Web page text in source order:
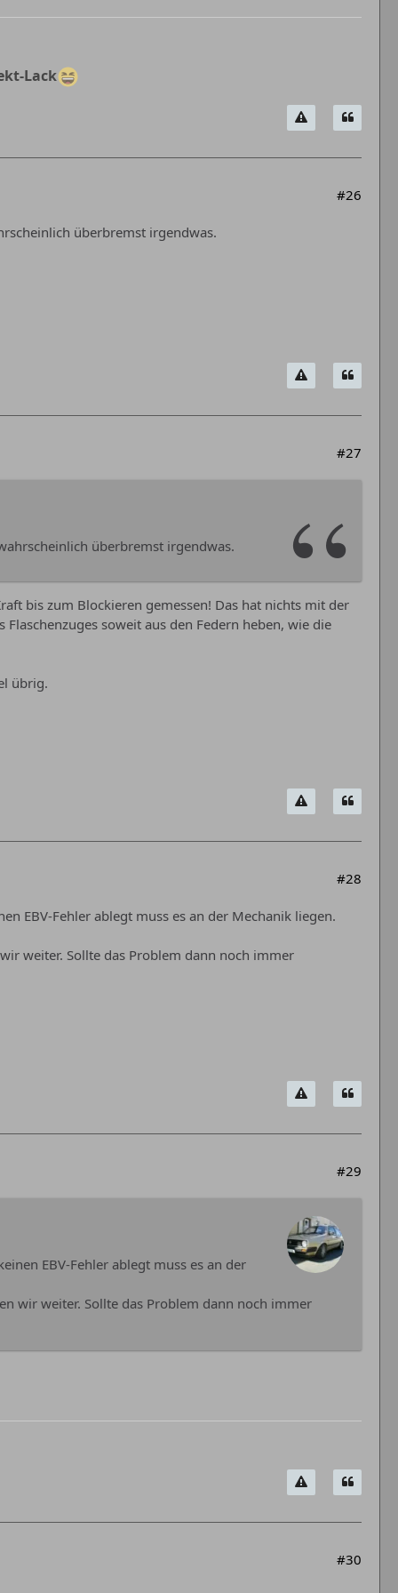
Lack
#26
überbremst irgendwas.
#27
überbremst irgendwas.
bis zum Blockieren gemessen! Das hat nichts mit der
soweit aus den Federn heben, wie die
übrig.
#28
EBV-Fehler ablegt muss es an der Mechanik liegen.
weiter. Sollte das Problem dann noch immer
#29
EBV-Fehler ablegt muss es an der
wir weiter. Sollte das Problem dann noch immer
#30